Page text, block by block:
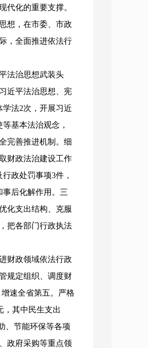
代化的重要支撑。
想，在市委、市政
，全面推进依法行
法治思想武装头
近平法治思想、宪
法2次，开展习近
基本法治观念，
完善推进机制。细
财政法治建设工作
政处罚事项3件，
事后化解作用。三
化支出结构、克服
把各部门行政执法
财政领域依法行政
规定组织、调度财
速全省第五。严格
，其中民生支出
、节能环保等各项
政府采购等重点领